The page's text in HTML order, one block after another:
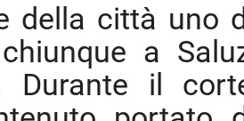
della città uno
a
Durante il